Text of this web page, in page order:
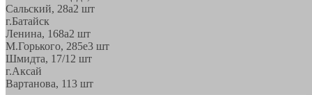
Сальский, 28a2 шт
г.Батайск
Ленина, 168а2 шт
М.Горького, 285е3 шт
Шмидта, 17/1 2 шт
г.Аксай
Вартанова, 113 шт